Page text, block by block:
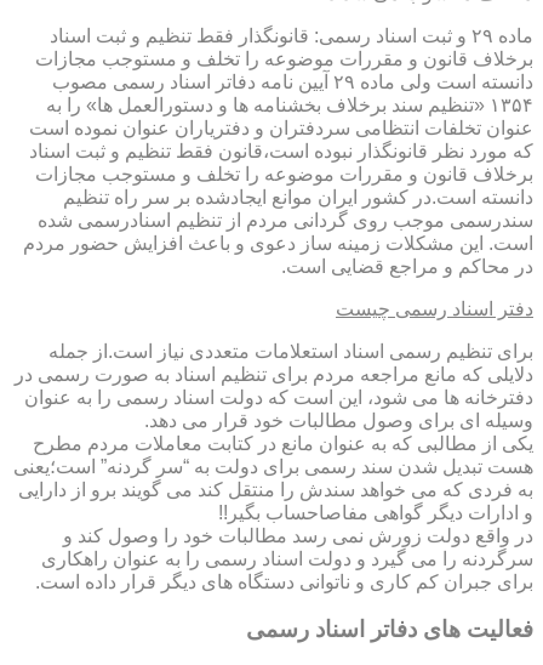
ماده ۲۹ و ثبت اسناد رسمی: قانونگذار فقط تنظیم و ثبت اسناد
برخلاف قانون و مقررات موضوعه را تخلف و مستوجب مجازات
دانسته است ولی ماده ۲۹ آیین نامه دفاتر اسناد رسمی مصوب
۱۳۵۴ «تنظیم سند برخلاف بخشنامه ها و دستورالعمل ها» را به
عنوان تخلفات انتظامی سردفتران و دفتریاران عنوان نموده است
که مورد نظر قانونگذار نبوده است،قانون فقط تنظیم و ثبت اسناد
برخلاف قانون و مقررات موضوعه را تخلف و مستوجب مجازات
دانسته است.در کشور ایران موانع ایجادشده بر سر راه تنظیم
سندرسمی موجب روی گردانی مردم از تنظیم اسنادرسمی شده
است. این مشکلات زمینه ساز دعوی و باعث افزایش حضور مردم
در محاکم و مراجع قضایی است.
دفتر اسناد رسمی چیست
برای تنظیم رسمی اسناد استعلامات متعددی نیاز است.از جمله
دلایلی که مانع مراجعه مردم برای تنظیم اسناد به صورت رسمی در
دفترخانه ها می شود، این است که دولت اسناد رسمی را به عنوان
وسیله ای برای وصول مطالبات خود قرار می دهد.
یکی از مطالبی که به عنوان مانع در کتابت معاملات مردم مطرح
هست تبدیل شدن سند رسمی برای دولت به “سر گردنه” است؛یعنی
به فردی که می خواهد سندش را منتقل کند می گویند برو از دارایی
و ادارات دیگر گواهی مفاصاحساب بگیر!!
در واقع دولت زورش نمی رسد مطالبات خود را وصول کند و
سرگردنه را می گیرد و دولت اسناد رسمی را به عنوان راهکاری
برای جبران کم کاری و ناتوانی دستگاه های دیگر قرار داده است.
فعالیت های دفاتر اسناد رسمی